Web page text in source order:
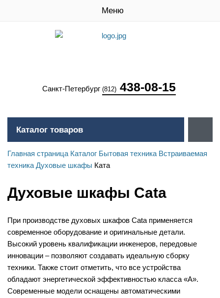
Меню
Санкт-Петербург (812) 438-08-15
Каталог товаров
Главная страница Каталог Бытовая техника Встраиваемая
техника Духовые шкафы Ката
Духовые шкафы Cata
При производстве духовых шкафов Cata применяется
современное оборудование и оригинальные детали.
Высокий уровень квалификации инженеров, передовые
инновации – позволяют создавать идеальную сборку
техники. Также стоит отметить, что все устройства
обладают энергетической эффективностью класса «A».
Современные модели оснащены автоматическими